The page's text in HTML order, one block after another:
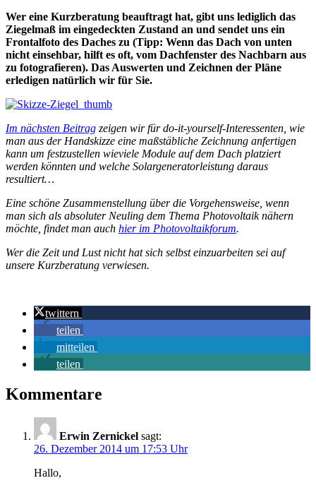
Wer eine Kurzberatung beauftragt hat, gibt uns lediglich das
Ziegelmaß im eingedeckten Zustand an und sendet uns ein
Frontalfoto des Daches zu (Tipp: Wenn das Dach von unten
nicht einsehbar, hilft es oft, vom Dachfenster des Nachbarn aus
zu fotografieren). Das Auswerten und Zeichnen der Pläne
erledigen natürlich wir für Sie.
Im nächsten Beitrag zeigen wir für do-it-yourself-Interessenten, wie
man aus der Handskizze eine maßstäbliche Zeichnung anfertigen
kann um festzustellen wieviele Module auf dem Dach platziert
werden könnten und welche Solargeneratorleistung daraus
resultiert…
Eine schöne Zusammenstellung über die Vorgehensweise, wenn
man sich als absoluter Neuling dem Thema Photovoltaik nähern
möchte, findet man auch hier im Photovoltaikforum.
Wer die Zeit und Lust nicht hat sich selbst einzuarbeiten sei auf
unsere Kurzberatung verwiesen.
twittern
teilen
mitteilen
teilen
Kommentare
Erwin Zernickel sagt:
26. Dezember 2014 um 17:53 Uhr
Hallo,